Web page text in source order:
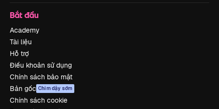
Bắt đầu
Academy
Tài liệu
Hỗ trợ
Điều khoản sử dụng
Chính sách bảo mật
Bản gốc Chim dậy sớm
Chính sách cookie